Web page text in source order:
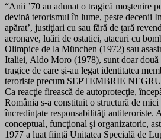
“Anii ’70 au adunat o tragică moştenire
devină terorismul în lume, peste decenii
apărat’, justiţiari cu sau fără de ţară
aeronave, luări de ostatici, atacuri cu
Olimpice de la München (1972) sau
Italiei, Aldo Moro (1978), sunt doar două
tragice de care şi-au legat identitatea
teroriste precum SEPTEMBRIE
Ca reacţie firească de autoprotecţie,
România s-a constituit o structură de
încredinţate responsabilităţi antiteroriste.
conceptual, funcţional şi organizatoric,
1977 a luat fiinţă Unitatea Specială de